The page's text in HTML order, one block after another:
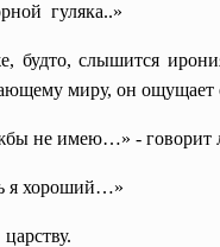
гуляка..»
будто, слышится
миру, он
не имею…» - говорит
я хороший…»